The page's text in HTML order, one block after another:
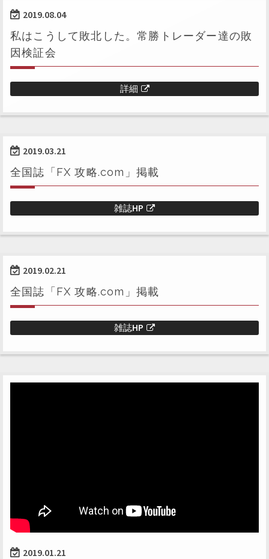
2019.08.04
私はこうして敗北した。常勝トレーダー達の敗
因検証会
詳細
2019.03.21
全国誌「FX 攻略.com」掲載
雑誌HP
2019.02.21
全国誌「FX 攻略.com」掲載
雑誌HP
2019.01.21